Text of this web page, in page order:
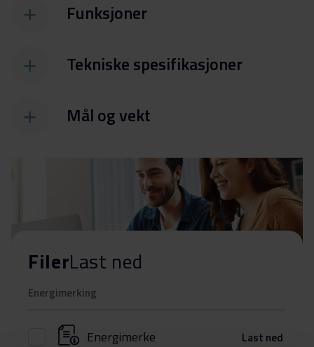
Funksjoner
Tekniske spesifikasjoner
Mål og vekt
FilerLast ned
Energimerking
Energimerke Last ned